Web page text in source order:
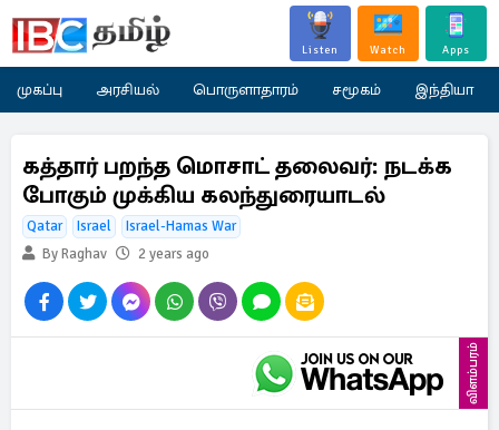
Listen Watch Apps
முகப்பு அரசியல் பொருளாதாரம் சமூகம் இந்தியா
கத்தார் பறந்த மொசாட் தலைவர்: நடக்க
போகும் முக்கிய கலந்துரையாடல்
Qatar Israel
Israel-Hamas War
By Raghav
2 years ago
விளம்பரம்